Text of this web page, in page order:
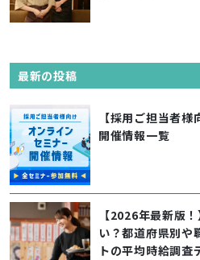
最新の投稿
【採用ご担当者
開催情報一覧
【2026年最新版
い？都道府県別や
トの平均時給調査